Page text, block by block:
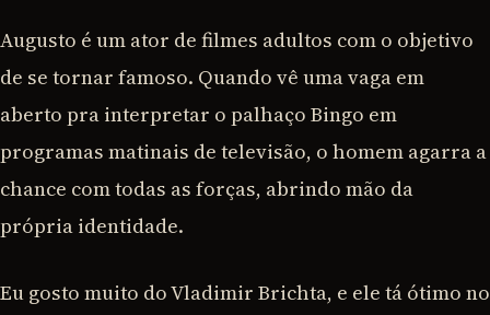
Augusto é um ator de filmes adultos com o objetivo
de se tornar famoso. Quando vê uma vaga em
aberto pra interpretar o palhaço Bingo em
programas matinais de televisão, o homem agarra a
chance com todas as forças, abrindo mão da
própria identidade.
Eu gosto muito do Vladimir Brichta, e ele tá ótimo no